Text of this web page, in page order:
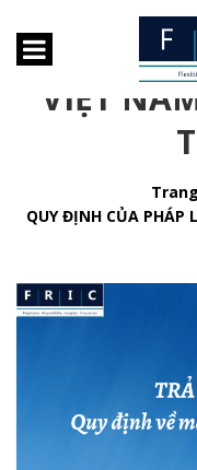
QUY
VIỆT
QUY ĐỊNH CỦA PHÁP